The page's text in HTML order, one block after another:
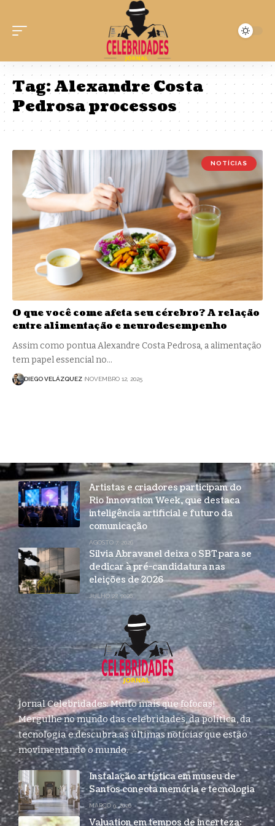
Tag:Alexandre Costa
Pedrosa processos
NOTÍCIAS
O que você come afeta seu cérebro? A relação
entre alimentação e neurodesempenho
Assim como pontua Alexandre Costa Pedrosa, a alimentação
tem papel essencial no…
DIEGO VELÁZQUEZ NOVEMBRO 12, 2025
Artistas e criadores participam do
Rio Innovation Week, que destaca
inteligência artificial e futuro da
comunicação
AGOSTO 7, 2026
Silvia Abravanel deixa o SBT para se
dedicar à pré-candidatura nas
eleições de 2026
JULHO 27, 2026
Jornal Celebridades: Muito mais que fofocas!
Mergulhe no mundo das celebridades, da política, da
tecnologia e descubra as últimas notícias que estão
movimentando o mundo.
Instalação artística em museu de
Santos conecta memória e tecnologia
MARÇO 9, 2026
Valuation em tempos de incerteza: